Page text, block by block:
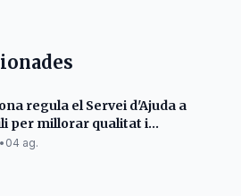
regula el Servei d'Ajuda a
per millorar qualitat i
• 04 ag.